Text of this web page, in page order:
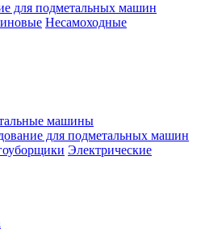
для подметальных машин
Несамоходные
машины
для подметальных машин
Электрические